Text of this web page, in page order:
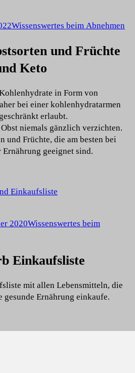
Wissenswertes beim Abnehmen
und Früchte
Keto
in Form von
bei einer kohlenhydratarmen
erlaubt.
niemals gänzlich verzichten.
und Früchte, die am besten bei
geeignet sind.
2020Wissenswertes beim
Einkaufsliste
mit allen Lebensmitteln, die
Ernährung einkaufe.